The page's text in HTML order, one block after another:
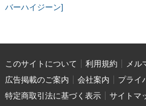
バーハイジーン]
このサイトについて 利用規約
メル
広告掲載のご案内
会社案内
プライ
特定商取引法に基づく表示
サイトマ